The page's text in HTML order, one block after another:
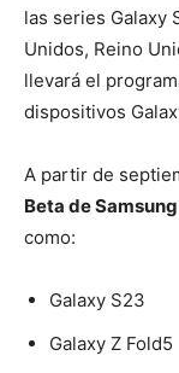
las series Galaxy
Unidos, Reino
llevará el
dispositivos
A partir de
Beta de Samsung
como:
Galaxy S23
Galaxy Z Fold5